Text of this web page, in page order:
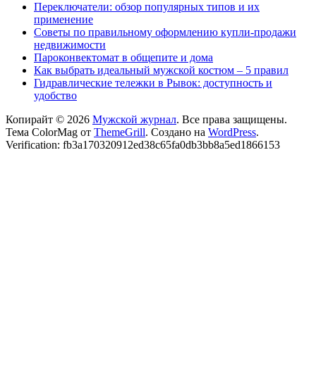
Переключатели: обзор популярных типов и их
применение
Советы по правильному оформлению купли-продажи
недвижимости
Пароконвектомат в общепите и дома
Как выбрать идеальный мужской костюм – 5 правил
Гидравлические тележки в Рывок: доступность и
удобство
Копирайт © 2026 Мужской журнал. Все права защищены.
Тема ColorMag от ThemeGrill. Создано на WordPress.
Verification: fb3a170320912ed38c65fa0db3bb8a5ed1866153